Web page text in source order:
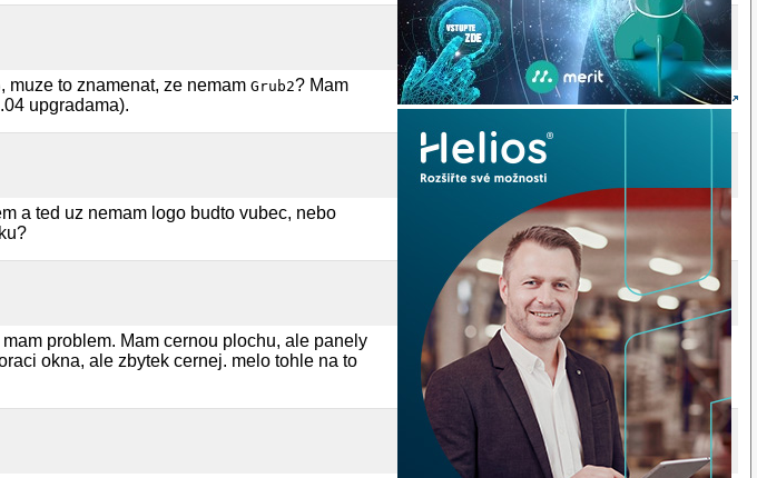
, muze to znamenat, ze nemamGrub2? Mam
upgradama).
a ted uz nemam logo budto vubec, nebo
problem. Mam cernou plochu, ale panely
okna, ale zbytek cernej. melo tohle na to